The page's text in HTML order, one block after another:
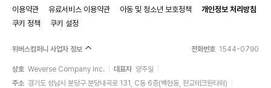
이용약관 유료서비스 이용약관 아동 및 청소년 보호정책
개인정보 처리방침
쿠키 정책
쿠키 설정
위버스컴퍼니 사업자 정보 전화번호 1544-0790
상호 Weverse Company Inc. 대표자 양주일
주소 경기도 성남시 분당구 분당내곡로 131, C동 6층(백현동, 판교테크원타워)